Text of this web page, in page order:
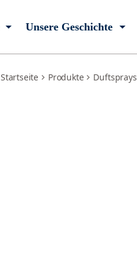
Unsere Geschichte
Startseite Produkte Duftsprays